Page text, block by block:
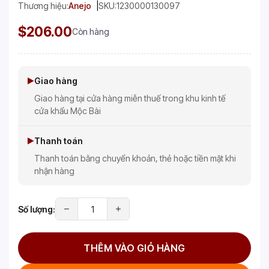
Thương hiệu:Anejo SKU:1230000130097
$206.00Còn hàng
Giao hàng
Giao hàng tại cửa hàng miễn thuế trong khu kinh tế
cửa khẩu Mộc Bài
Thanh toán
Thanh toán bằng chuyển khoản, thẻ hoặc tiền mặt khi
nhận hàng
Số lượng:
THÊM VÀO GIỎ HÀNG